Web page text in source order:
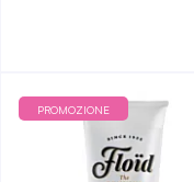
PROMOZIONE